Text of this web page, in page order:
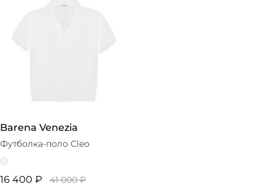
Barena Venezia
Футболка-поло Cleo
16 400 ₽ 41 000 ₽